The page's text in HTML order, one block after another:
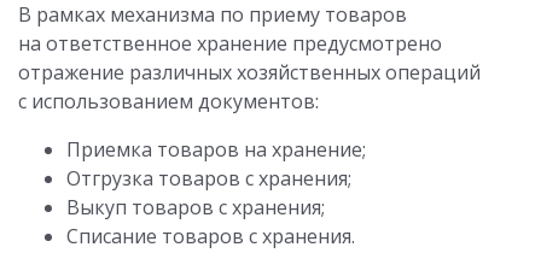
В рамках механизма по приему товаров
на ответственное хранение предусмотрено
отражение различных хозяйственных операций
с использованием документов:
Приемка товаров на хранение;
Отгрузка товаров с хранения;
Выкуп товаров с хранения;
Списание товаров с хранения.